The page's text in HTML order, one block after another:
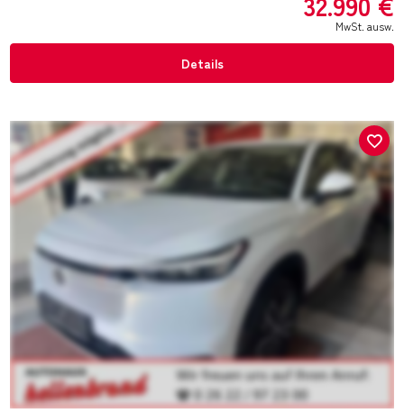
MwSt. ausw.
Details